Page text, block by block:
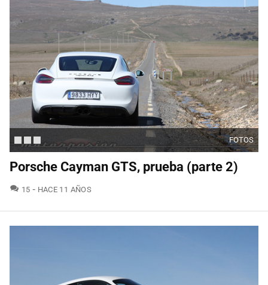
FOTOS
Porsche Cayman GTS, prueba (parte 2)
15 COMENTARIOS
HACE 11 AÑOS